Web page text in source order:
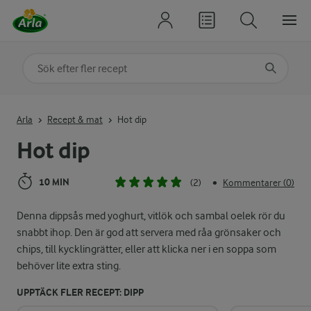
Hot dip
10 MIN (2) • Kommentarer (0)
Denna dippsås med yoghurt, vitlök och sambal oelek rör du
snabbt ihop. Den är god att servera med råa grönsaker och
chips, till kycklingrätter, eller att klicka ner i en soppa som
behöver lite extra sting.
UPPTÄCK FLER RECEPT: DIPP
Arla Recept & mat Hot dip
Sök på kategori eller ingrediens